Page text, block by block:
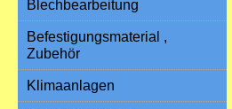
Blechbearbeitung
Befestigungsmaterial ,
Zubehör
Klimaanlagen